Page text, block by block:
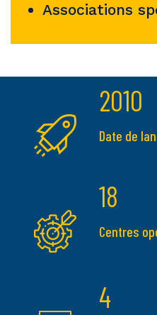
Associations
2010
Date de
18
Centres
4